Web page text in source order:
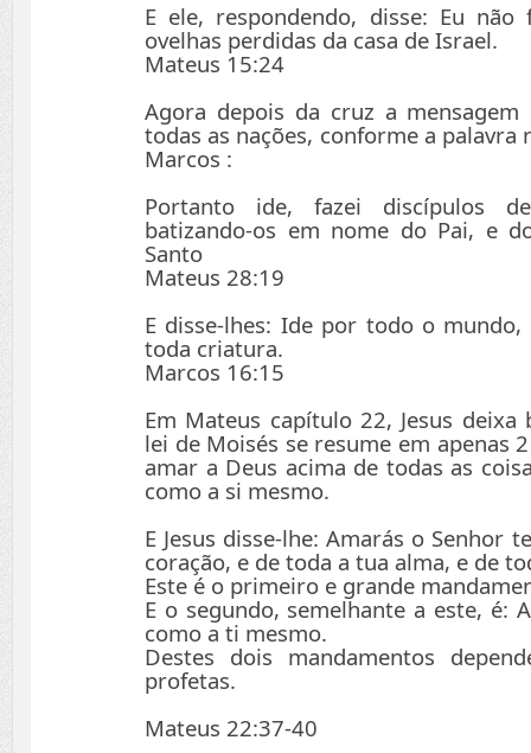
E ele, respondendo, disse: Eu não
ovelhas perdidas da casa de Israel.
Mateus 15:24
Agora depois da cruz a
todas as nações, conforme a palavra
Marcos :
Portanto ide, fazei discípulos
batizando-os em nome do Pai, e
Santo
Mateus 28:19
E disse-lhes: Ide por todo o
toda criatura.
Marcos 16:15
Em Mateus capítulo 22, Jesus
lei de Moisés se resume em apenas
amar a Deus acima de todas as
como a si mesmo.
E Jesus disse-lhe: Amarás o Senhor
coração, e de toda a tua alma, e de
Este é o primeiro e grande
E o segundo, semelhante a este, é:
como a ti mesmo.
Destes dois mandamentos
profetas.
Mateus 22:37-40